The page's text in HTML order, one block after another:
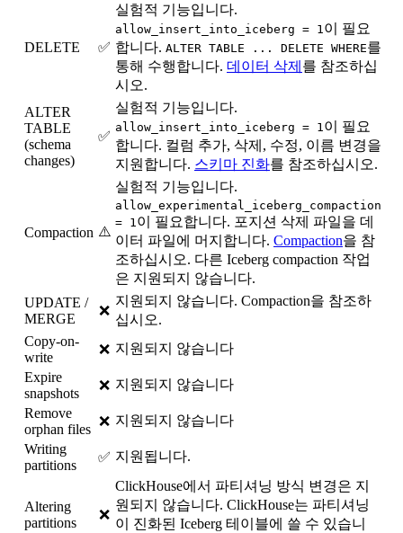
DELETE ✅
실험적 기능입니다.
allow_insert_into_iceberg = 1 이 필요
합니다. ALTER TABLE ... DELETE WHERE를
통해 수행합니다. 데이터 삭제 를 참조하십
시오.
ALTER
TABLE
(schema
changes)
✅
실험적 기능입니다.
allow_insert_into_iceberg = 1 이 필요
합니다. 컬럼 추가, 삭제, 수정, 이름 변경을
지원합니다. 스키마 진화를 참조하십시오.
Compaction ⚠️
실험적 기능입니다.
allow_experimental_iceberg_compaction
= 1 이 필요합니다. 포지션 삭제 파일을 데
이터 파일에 머지합니다. Compaction을 참
조하십시오. 다른 Iceberg compaction 작업
은 지원되지 않습니다.
UPDATE /
MERGE
❌
지원되지 않습니다. Compaction을 참조하
십시오.
Copy-on-
write
❌ 지원되지 않습니다
Expire
snapshots
❌ 지원되지 않습니다
Remove
orphan files
❌ 지원되지 않습니다
Writing
partitions
✅ 지원됩니다.
Altering
partitions
❌
ClickHouse에서 파티셔닝 방식 변경은 지
원되지 않습니다. ClickHouse는 파티셔닝
이 진화된 Iceberg 테이블에 쓸 수 있습니